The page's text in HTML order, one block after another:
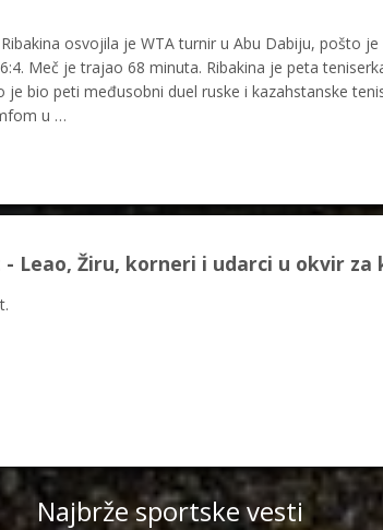
osvojila je WTA turnir u Abu Dabiju, pošto
Meč je trajao 68 minuta. Ribakina je peta
je bio peti međusobni duel ruske i kazahstanske
u …
Leao, Žiru, korneri i udarci u okvir za
Najbrže sportske vesti